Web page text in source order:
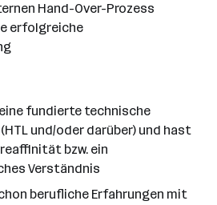
Hand-Over-Prozess
erfolgreiche
fundierte technische
und/oder darüber) und hast
bzw. ein
Verständnis
berufliche Erfahrungen mit